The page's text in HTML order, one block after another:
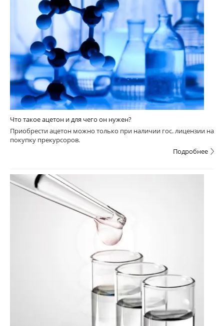
Что такое ацетон и для чего он нужен?
Приобрести ацетон можно только при наличии гос. лицензии на
покупку прекурсоров.
Подробнее